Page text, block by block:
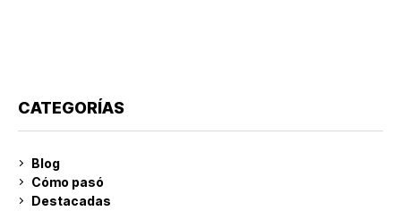
CATEGORÍAS
Blog
Cómo pasó
Destacadas